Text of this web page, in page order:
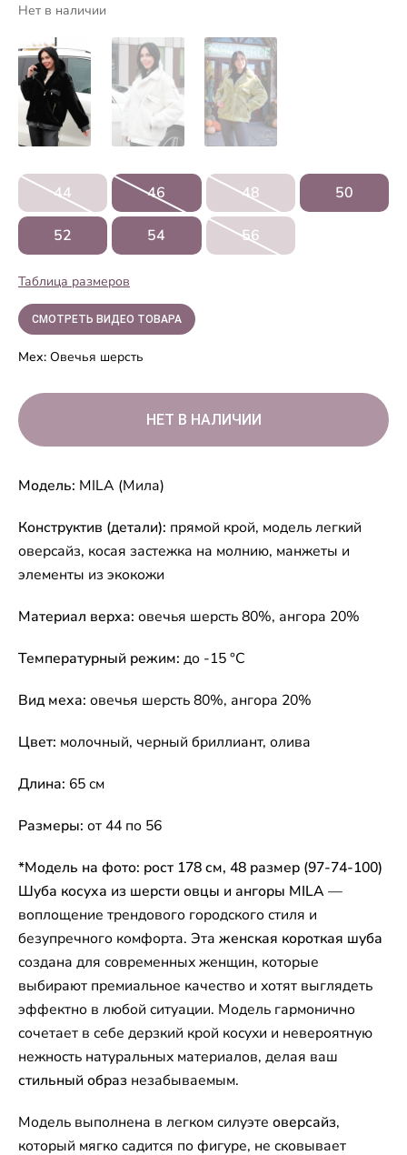
Нет в наличии
44 46 48 50
52 54 56
Таблица размеров
СМОТРЕТЬ ВИДЕО ТОВАРА
Мех: Овечья шерсть
Модель: MILA (Мила)
Конструктив (детали): прямой крой, модель легкий
оверсайз, косая застежка на молнию, манжеты и
элементы из экокожи
Материал верха: овечья шерсть 80%, ангора 20%
Температурный режим: до -15 °C
Вид меха: овечья шерсть 80%, ангора 20%
Цвет: молочный, черный бриллиант, олива
Длина: 65 см
Размеры: от 44 по 56
*Модель на фото: рост 178 см, 48 размер (97-74-100)
Шуба косуха из шерсти овцы и ангоры MILA—
воплощение трендового городского стиля и
безупречного комфорта. Эта женская короткая шуба
создана для современных женщин, которые
выбирают премиальное качество и хотят выглядеть
эффектно в любой ситуации. Модель гармонично
сочетает в себе дерзкий крой косухи и невероятную
нежность натуральных материалов, делая ваш
стильный образ незабываемым.
Модель выполнена в легком силуэте оверсайз,
который мягко садится по фигуре, не сковывает